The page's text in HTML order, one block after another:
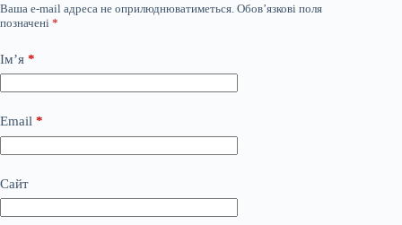
Ваша e-mail адреса не оприлюднюватиметься. Обов’язкові поля
позначені *
Ім’я *
Email *
Сайт